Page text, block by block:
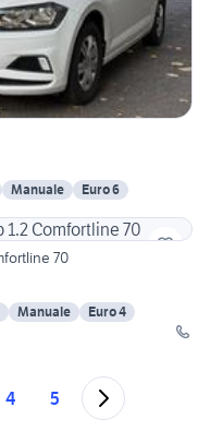
Manuale
Euro 6
70
Manuale
Euro 4
4 5